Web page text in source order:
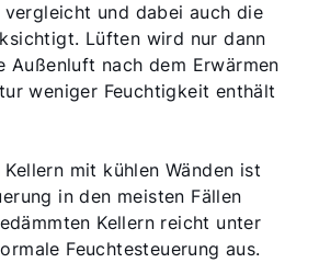
und dabei auch die
Lüften wird nur dann
Außenluft nach dem Erwärmen
weniger Feuchtigkeit enthält
mit kühlen Wänden ist
in den meisten Fällen
Kellern reicht unter
Feuchtesteuerung aus.